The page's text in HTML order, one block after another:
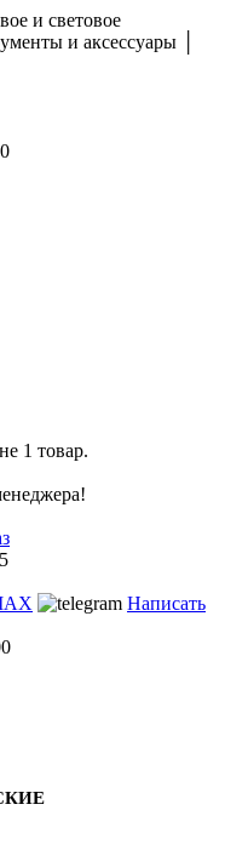
и световое
и аксессуары │
1 товар.
Написать